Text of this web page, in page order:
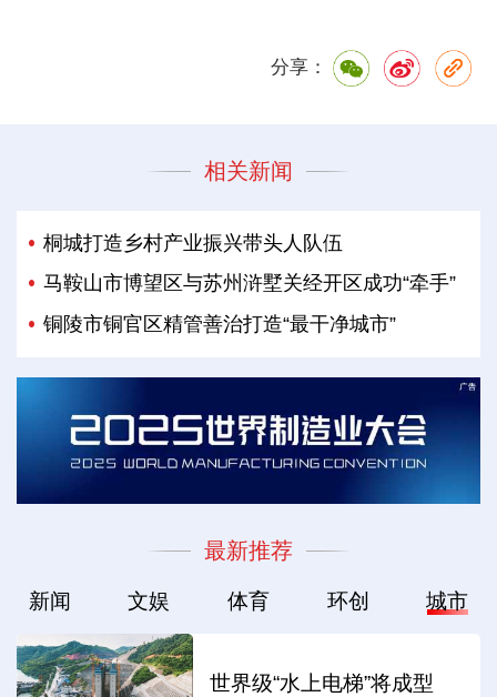
分享：
相关新闻
桐城打造乡村产业振兴带头人队伍
马鞍山市博望区与苏州浒墅关经开区成功“牵手”
铜陵市铜官区精管善治打造“最干净城市”
最新推荐
新闻 文娱 体育 环创 城市
世界级“水上电梯”将成型